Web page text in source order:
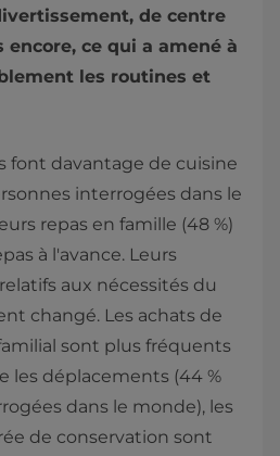
de centre
ce qui a amené à
les routines et
font davantage de cuisine
interrogées dans le
repas en famille (48 %)
à l'avance. Leurs
aux nécessités du
changé. Les achats de
sont plus fréquents
les déplacements (44 %
dans le monde), les
de conservation sont